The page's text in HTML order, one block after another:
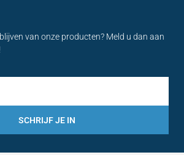
van onze producten? Meld u dan aan
SCHRIJF JE IN